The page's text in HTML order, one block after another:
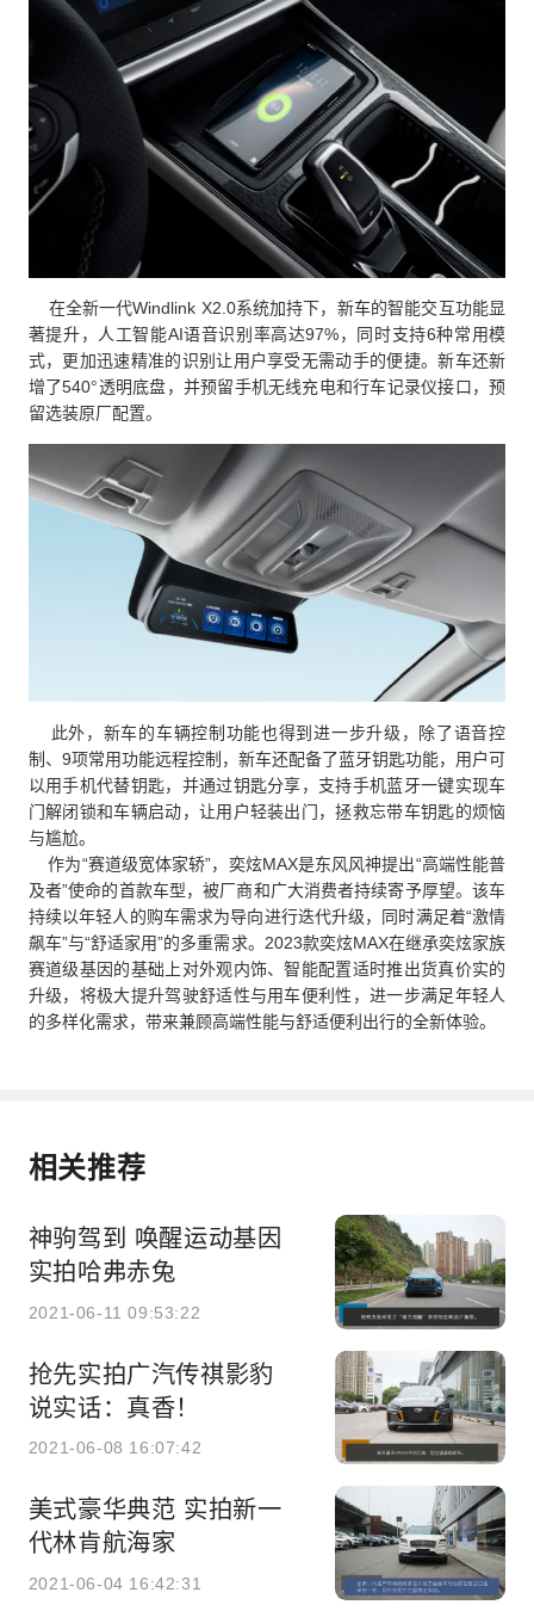
在全新一代Windlink X2.0系统加持下，新车的智能交互功能显
著提升，人工智能AI语音识别率高达97%，同时支持6种常用模
式，更加迅速精准的识别让用户享受无需动手的便捷。新车还新
增了540°透明底盘，并预留手机无线充电和行车记录仪接口，预
留选装原厂配置。
此外，新车的车辆控制功能也得到进一步升级，除了语音控
制、9项常用功能远程控制，新车还配备了蓝牙钥匙功能，用户可
以用手机代替钥匙，并通过钥匙分享，支持手机蓝牙一键实现车
门解闭锁和车辆启动，让用户轻装出门，拯救忘带车钥匙的烦恼
与尴尬。
作为“赛道级宽体家轿”，奕炫MAX是东风风神提出“高端性能普
及者”使命的首款车型，被厂商和广大消费者持续寄予厚望。该车
持续以年轻人的购车需求为导向进行迭代升级，同时满足着“激情
飙车”与“舒适家用”的多重需求。2023款奕炫MAX在继承奕炫家族
赛道级基因的基础上对外观内饰、智能配置适时推出货真价实的
升级，将极大提升驾驶舒适性与用车便利性，进一步满足年轻人
的多样化需求，带来兼顾高端性能与舒适便利出行的全新体验。
相关推荐
神驹驾到 唤醒运动基因
实拍哈弗赤兔
2021-06-11 09:53:22
抢先实拍广汽传祺影豹
说实话：真香！
2021-06-08 16:07:42
美式豪华典范 实拍新一
代林肯航海家
2021-06-04 16:42:31